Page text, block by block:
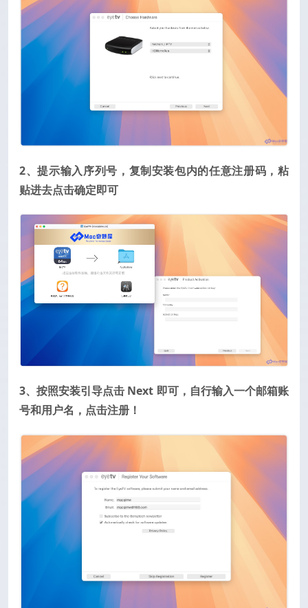
2、提示输入序列号，复制安装包内的任意注册码，粘
贴进去点击确定即可
3、按照安装引导点击 Next 即可，自行输入一个邮箱账
号和用户名，点击注册！